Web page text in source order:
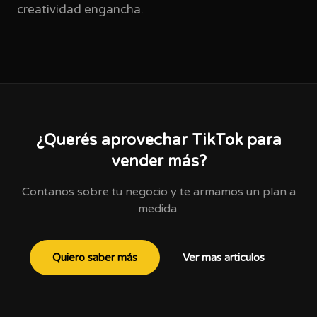
creatividad engancha.
¿Querés aprovechar TikTok para
vender más?
Contanos sobre tu negocio y te armamos un plan a
medida.
Quiero saber más Ver mas articulos